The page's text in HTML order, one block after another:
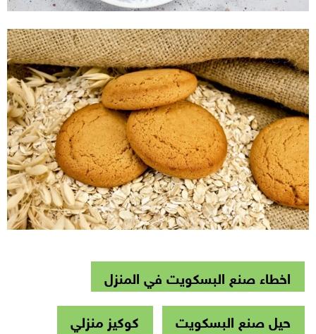
اخطاء صنع البسكويت في المنزل
حيل صنع البسكويت
كوكيز منزلي